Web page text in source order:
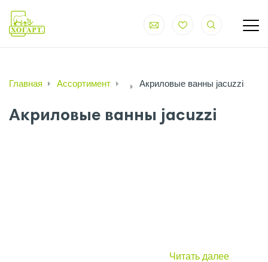
Главная Ассортимент Акриловые ванны jacuzzi
Акриловые ванны jacuzzi
Читать далее